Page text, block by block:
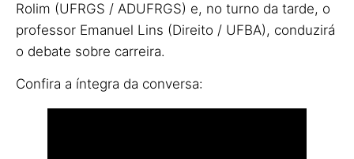
Rolim (UFRGS / ADUFRGS) e, no turno da tarde, o
professor Emanuel Lins (Direito / UFBA), conduzirá
o debate sobre carreira.
Confira a íntegra da conversa: